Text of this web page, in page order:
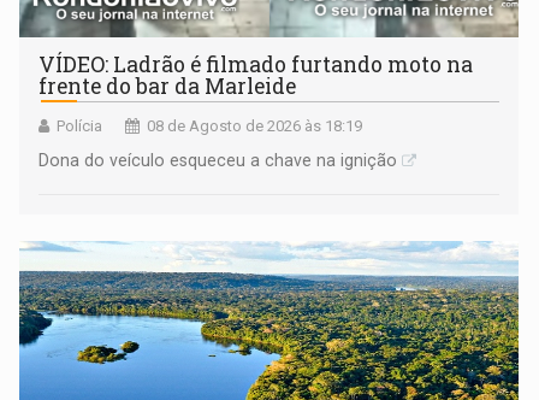
VÍDEO: Ladrão é filmado furtando moto na
frente do bar da Marleide
Polícia 08 de Agosto de 2026 às 18:19
Dona do veículo esqueceu a chave na ignição